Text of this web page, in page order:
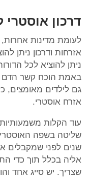
דרכון אוסטרי
לעומת מדינות
אזרחות ודרכון ניתן
ניתן להוציא לכל
באמת הוכח קשר
גם לילדים מאומצים,
אזרח אוסטרי.
עוד הקלות
שליטה בשפה
שנים לפני שמקבלים
אליה בכלל תוך כדי
שצריך. יש סייג אחד